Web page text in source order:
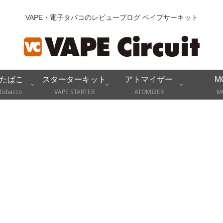
VAPE・電子タバコのレビューブログ ベイプサーキット
ばこ
スターターキット
VAPE STARTER
アトマイザー
ATOMIZER